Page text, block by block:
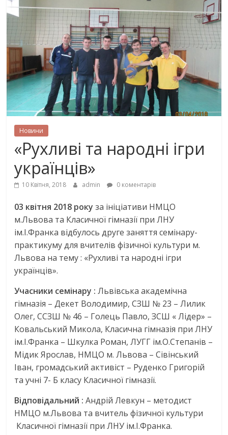
Новини
«Рухливі та народні ігри
українців»
10 Квітня, 2018 admin 0 коментарів
03 квітня 2018 року за ініціативи НМЦО
м.Львова та Класичної гімназії при ЛНУ
ім.І.Франка відбулось друге заняття семінару-
практикуму для вчителів фізичної культури м.
Львова на тему : «Рухливі та народні ігри
українців».
Учасники семінару : Львівська академічна
гімназія – Декет Володимир, СЗШ № 23 – Лилик
Олег, ССЗШ № 46 – Голець Павло, ЗСШ « Лідер» –
Ковальський Микола, Класична гімназія при ЛНУ
ім.І.Франка – Шкулка Роман, ЛУГГ ім.О.Степанів –
Мідик Ярослав, НМЦО м. Львова – Сівінський
Іван, громадський активіст – Руденко Григорій
та учні 7- Б класу Класичної гімназії.
Відповідальний : Андрій Левкун – методист
НМЦО м.Львова та вчитель фізичної культури
Класичної гімназії при ЛНУ ім.І.Франка.